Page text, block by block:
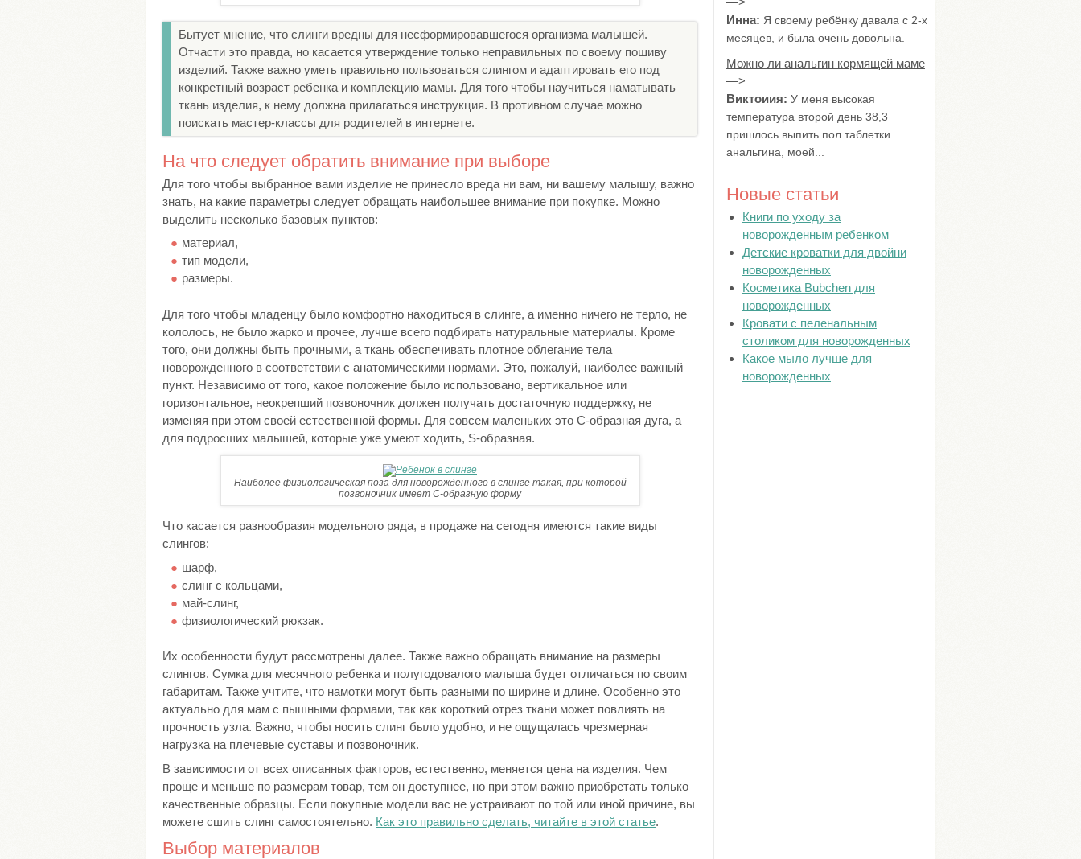
Бытует мнение, что слинги вредны для несформировавшегося организма малышей.
Отчасти это правда, но касается утверждение только неправильных по своему пошиву
изделий. Также важно уметь правильно пользоваться слингом и адаптировать его под
конкретный возраст ребенка и комплекцию мамы. Для того чтобы научиться наматывать
ткань изделия, к нему должна прилагаться инструкция. В противном случае можно
поискать мастер-классы для родителей в интернете.
На что следует обратить внимание при выборе
Для того чтобы выбранное вами изделие не принесло вреда ни вам, ни вашему малышу, важно
знать, на какие параметры следует обращать наибольшее внимание при покупке. Можно
выделить несколько базовых пунктов:
материал,
тип модели,
размеры.
Для того чтобы младенцу было комфортно находиться в слинге, а именно ничего не терло, не
кололось, не было жарко и прочее, лучше всего подбирать натуральные материалы. Кроме
того, они должны быть прочными, а ткань обеспечивать плотное облегание тела
новорожденного в соответствии с анатомическими нормами. Это, пожалуй, наиболее важный
пункт. Независимо от того, какое положение было использовано, вертикальное или
горизонтальное, неокрепший позвоночник должен получать достаточную поддержку, не
изменяя при этом своей естественной формы. Для совсем маленьких это С-образная дуга, а
для подросших малышей, которые уже умеют ходить, S-образная.
Наиболее физиологическая поза для новорожденного в слинге такая, при которой
позвоночник имеет С-образную форму
Что касается разнообразия модельного ряда, в продаже на сегодня имеются такие виды
слингов:
шарф,
слинг с кольцами,
май-слинг,
физиологический рюкзак.
Их особенности будут рассмотрены далее. Также важно обращать внимание на размеры
слингов. Сумка для месячного ребенка и полугодовалого малыша будет отличаться по своим
габаритам. Также учтите, что намотки могут быть разными по ширине и длине. Особенно это
актуально для мам с пышными формами, так как короткий отрез ткани может повлиять на
прочность узла. Важно, чтобы носить слинг было удобно, и не ощущалась чрезмерная
нагрузка на плечевые суставы и позвоночник.
В зависимости от всех описанных факторов, естественно, меняется цена на изделия. Чем
проще и меньше по размерам товар, тем он доступнее, но при этом важно приобретать только
качественные образцы. Если покупные модели вас не устраивают по той или иной причине, вы
можете сшить слинг самостоятельно. Как это правильно сделать, читайте в этой статье.
Выбор материалов
Инна: Я своему ребёнку давала с 2-х
месяцев, и была очень довольна.
Можно ли анальгин кормящей маме
Виктоиия: У меня высокая
температура второй день 38,3
пришлось выпить пол таблетки
анальгина, моей...
Новые статьи
Книги по уходу за
новорожденным ребенком
Детские кроватки для двойни
новорожденных
Косметика Bubchen для
новорожденных
Кровати с пеленальным
столиком для новорожденных
Какое мыло лучше для
новорожденных